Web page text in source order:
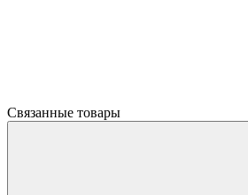
Связанные товары